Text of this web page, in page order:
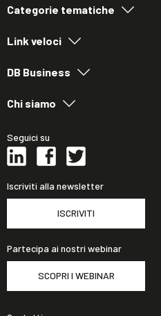
Categorie tematiche
Link veloci
DB Business
Chi siamo
Seguici su
Iscriviti alla newsletter
ISCRIVITI
Partecipa ai nostri webinar
SCOPRI I WEBINAR